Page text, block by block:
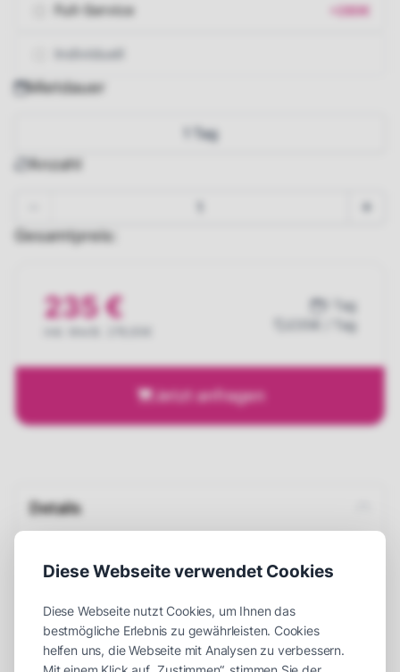
Full-Service +280€
Individuell
Mietdauer
1 Tag
Anzahl
Gesamtpreis:
235 €
1 Tag
235€ / Tag
Jetzt anfragen
Details
Maße (LxBxH) 420 x 300 x 400 cm
Platzbedarf (LxBxH) 600 x 400 x 450 cm
Aufbauzeit 30 Minuten
Diese Webseite verwendet Cookies
Diese Webseite nutzt Cookies, um Ihnen das
bestmögliche Erlebnis zu gewährleisten. Cookies
helfen uns, die Webseite mit Analysen zu verbessern.